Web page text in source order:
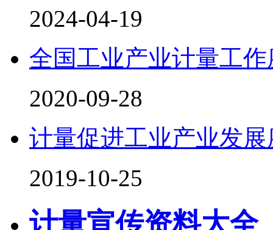
2024-04-19
全国工业产业计量工
2020-09-28
计量促进工业产业发
2019-10-25
计量宣传资料大全